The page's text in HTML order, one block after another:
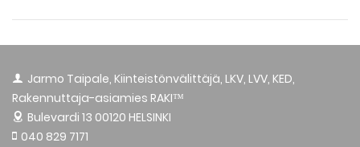
Jarmo Taipale, Kiinteistönvälittäjä, LKV, LVV, KED,
Rakennuttaja-asiamies RAKI™
Bulevardi 13 00120 HELSINKI
040 829 7171